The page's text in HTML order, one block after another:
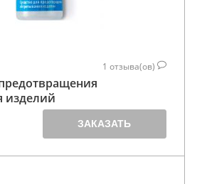
1 отзыва(ов)
изделий
ЗАКАЗАТЬ